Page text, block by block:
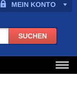
MEIN KONTO